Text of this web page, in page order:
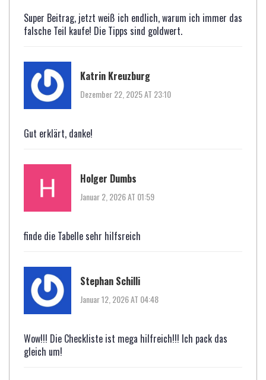
Super Beitrag, jetzt weiß ich endlich, warum ich immer das
falsche Teil kaufe! Die Tipps sind goldwert.
Katrin Kreuzburg
Dezember 22, 2025 AT 23:10
Gut erklärt, danke!
Holger Dumbs
Januar 2, 2026 AT 01:59
finde die Tabelle sehr hilfsreich
Stephan Schilli
Januar 12, 2026 AT 04:48
Wow!!! Die Checkliste ist mega hilfreich!!! Ich pack das
gleich um!